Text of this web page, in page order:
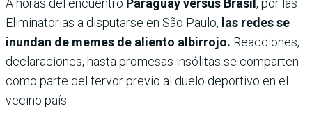
A horas del encuentro Paraguay versus Brasil , por las
Eliminatorias a disputarse en São Paulo, las redes se
inundan de memes de aliento albirrojo. Reacciones,
declaraciones, hasta promesas insólitas se comparten
como parte del fervor previo al duelo deportivo en el
vecino país.